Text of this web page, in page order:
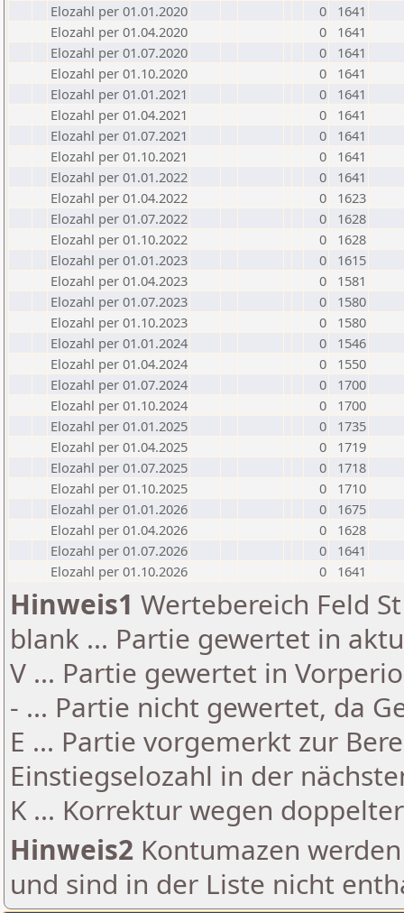
Elozahl per 01.01.2020
0
1641
Elozahl per 01.04.2020
0
1641
Elozahl per 01.07.2020
0
1641
Elozahl per 01.10.2020
0
1641
Elozahl per 01.01.2021
0
1641
Elozahl per 01.04.2021
0
1641
Elozahl per 01.07.2021
0
1641
Elozahl per 01.10.2021
0
1641
Elozahl per 01.01.2022
0
1641
Elozahl per 01.04.2022
0
1623
Elozahl per 01.07.2022
0
1628
Elozahl per 01.10.2022
0
1628
Elozahl per 01.01.2023
0
1615
Elozahl per 01.04.2023
0
1581
Elozahl per 01.07.2023
0
1580
Elozahl per 01.10.2023
0
1580
Elozahl per 01.01.2024
0
1546
Elozahl per 01.04.2024
0
1550
Elozahl per 01.07.2024
0
1700
Elozahl per 01.10.2024
0
1700
Elozahl per 01.01.2025
0
1735
Elozahl per 01.04.2025
0
1719
Elozahl per 01.07.2025
0
1718
Elozahl per 01.10.2025
0
1710
Elozahl per 01.01.2026
0
1675
Elozahl per 01.04.2026
0
1628
Elozahl per 01.07.2026
0
1641
Elozahl per 01.10.2026
0 1641
Hinweis1 Wertebereich Feld
blank ... Partie gewertet in
V ... Partie gewertet in
- ... Partie nicht gewertet, da
E ... Partie vorgemerkt zur
Einstiegselozahl in der
K ... Korrektur wegen
Hinweis2 Kontumazen
und sind in der Liste nicht